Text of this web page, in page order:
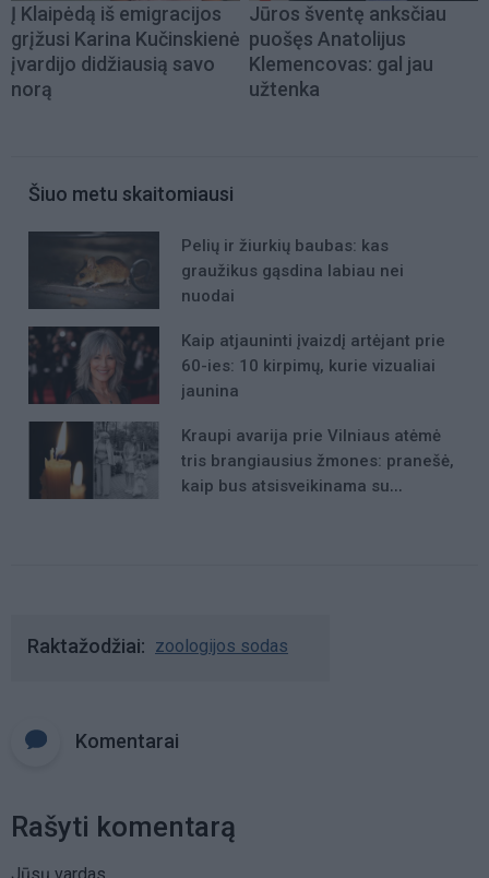
Į Klaipėdą iš emigracijos
grįžusi Karina Kučinskienė
įvardijo didžiausią savo
norą
Jūros šventę anksčiau
puošęs Anatolijus
Klemencovas: gal jau
užtenka
Šiuo metu skaitomiausi
Pelių ir žiurkių baubas: kas
graužikus gąsdina labiau nei
nuodai
Kaip atjauninti įvaizdį artėjant prie
60-ies: 10 kirpimų, kurie vizualiai
jaunina
Kraupi avarija prie Vilniaus atėmė
tris brangiausius žmones: pranešė,
kaip bus atsisveikinama su
Raktažodžiai zoologijos sodas
Komentarai
Rašyti komentarą